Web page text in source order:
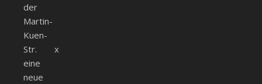
der
Martin-
Kuen-
Str. x
eine
neue